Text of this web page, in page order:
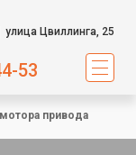
улица Цвиллинга, 25
53
привода